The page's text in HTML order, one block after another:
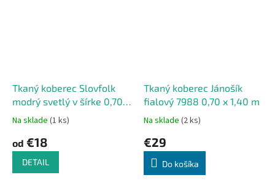
Tkaný koberec Slovfolk
modrý svetlý v šírke 0,70
Na sklade (1 ks)
od €18
DETAIL
Tkaný koberec Jánošík
fialový 7988 0,70 x 1,40 m
Na sklade (2 ks)
€29
Do košíka